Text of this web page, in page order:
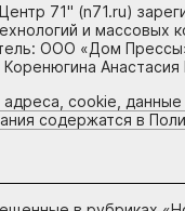
71" (n71.ru)
и массовых
ООО «Дом
адреса, cookie,
содержатся в